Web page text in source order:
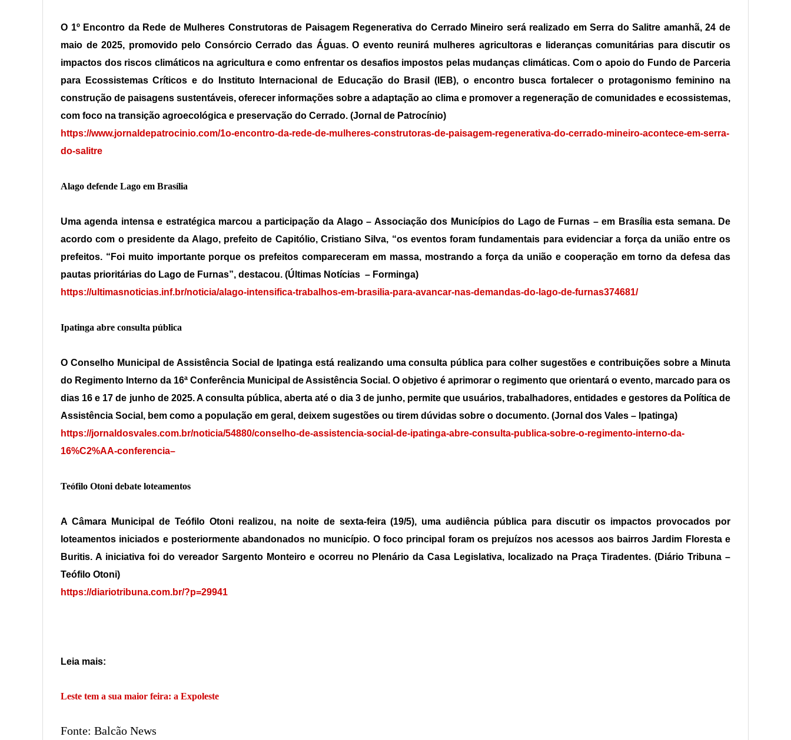
O 1º Encontro da Rede de Mulheres Construtoras de Paisagem Regenerativa do Cerrado Mineiro será realizado em Serra do Salitre amanhã, 24 de
maio de 2025, promovido pelo Consórcio Cerrado das Águas. O evento reunirá mulheres agricultoras e lideranças comunitárias para discutir os
impactos dos riscos climáticos na agricultura e como enfrentar os desafios impostos pelas mudanças climáticas. Com o apoio do Fundo de Parceria
para Ecossistemas Críticos e do Instituto Internacional de Educação do Brasil (IEB), o encontro busca fortalecer o protagonismo feminino na
construção de paisagens sustentáveis, oferecer informações sobre a adaptação ao clima e promover a regeneração de comunidades e ecossistemas,
com foco na transição agroecológica e preservação do Cerrado. (Jornal de Patrocínio)
https://www.jornaldepatrocinio.com/1o-encontro-da-rede-de-mulheres-construtoras-de-paisagem-regenerativa-do-cerrado-mineiro-acontece-em-serra-
do-salitre
Alago defende Lago em Brasília
Uma agenda intensa e estratégica marcou a participação da Alago – Associação dos Municípios do Lago de Furnas – em Brasília esta semana. De
acordo com o presidente da Alago, prefeito de Capitólio, Cristiano Silva, “os eventos foram fundamentais para evidenciar a força da união entre os
prefeitos. “Foi muito importante porque os prefeitos compareceram em massa, mostrando a força da união e cooperação em torno da defesa das
pautas prioritárias do Lago de Furnas”, destacou. (Últimas Notícias – Forminga)
https://ultimasnoticias.inf.br/noticia/alago-intensifica-trabalhos-em-brasilia-para-avancar-nas-demandas-do-lago-de-furnas374681/
Ipatinga abre consulta pública
O Conselho Municipal de Assistência Social de Ipatinga está realizando uma consulta pública para colher sugestões e contribuições sobre a Minuta
do Regimento Interno da 16ª Conferência Municipal de Assistência Social. O objetivo é aprimorar o regimento que orientará o evento, marcado para os
dias 16 e 17 de junho de 2025. A consulta pública, aberta até o dia 3 de junho, permite que usuários, trabalhadores, entidades e gestores da Política de
Assistência Social, bem como a população em geral, deixem sugestões ou tirem dúvidas sobre o documento. (Jornal dos Vales – Ipatinga)
https://jornaldosvales.com.br/noticia/54880/conselho-de-assistencia-social-de-ipatinga-abre-consulta-publica-sobre-o-regimento-interno-da-
16%C2%AA-conferencia–
Teófilo Otoni debate loteamentos
A Câmara Municipal de Teófilo Otoni realizou, na noite de sexta-feira (19/5), uma audiência pública para discutir os impactos provocados por
loteamentos iniciados e posteriormente abandonados no município. O foco principal foram os prejuízos nos acessos aos bairros Jardim Floresta e
Buritis. A iniciativa foi do vereador Sargento Monteiro e ocorreu no Plenário da Casa Legislativa, localizado na Praça Tiradentes. (Diário Tribuna –
Teófilo Otoni)
https://diariotribuna.com.br/?p=29941
Leia mais:
Leste tem a sua maior feira: a Expoleste
Fonte: Balcão News